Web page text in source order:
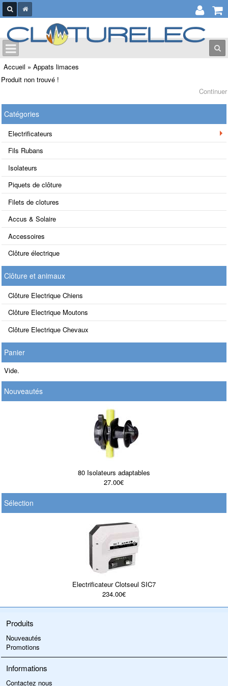
Accueil » Appats limaces
Produit non trouvé !
Continuer
Catégories
Electrificateurs
Fils Rubans
Isolateurs
Piquets de clôture
Filets de clotures
Accus & Solaire
Accessoires
Clôture électrique
Clôture et animaux
Clôture Electrique Chiens
Clôture Electrique Moutons
Clôture Electrique Chevaux
Panier
Vide.
Nouveautés
80 Isolateurs adaptables
27.00€
Sélection
Electrificateur Clotseul SIC7
234.00€
Produits
Nouveautés
Promotions
Informations
Contactez nous